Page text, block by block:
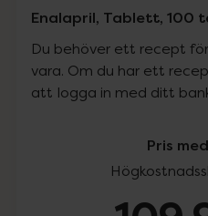
Enalapril, Tablett, 100
Du behöver ett recept
vara. Om du har ett
att logga in med ditt
Pris